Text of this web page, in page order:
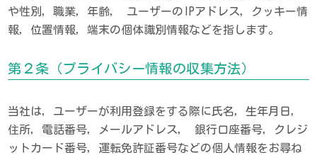
や性別，職業，年齢， ユーザーのIPアドレス，クッキー情
報，位置情報，端末の個体識別情報などを指します。
第２条（プライバシー情報の収集方法）
当社は，ユーザーが利用登録をする際に氏名，生年月日，
住所，電話番号，メールアドレス， 銀行口座番号，クレジ
ットカード番号，運転免許証番号などの個人情報をお尋ね